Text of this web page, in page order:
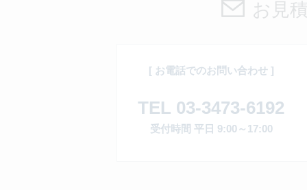
お見
[ お電話でのお問い合わせ ]
TEL 03-3473-6192
受付時間 平日 9:00～17:00